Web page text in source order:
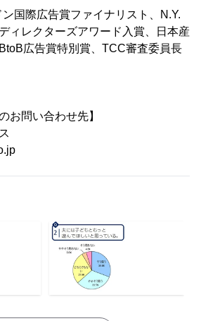
ン国際広告賞ファイナリスト、N.Y.
ィレクターズアワード入賞、日本産
広告賞特別賞、TCC審査委員長
お問い合わせ先】